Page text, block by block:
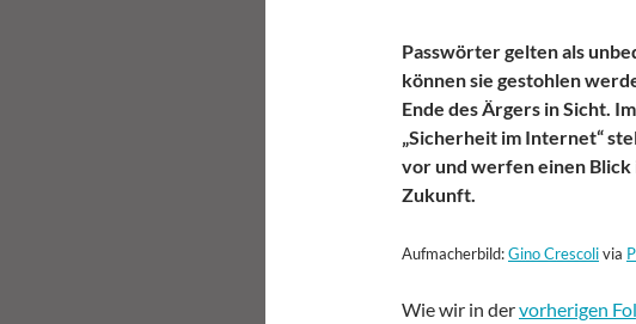
Passwörter gelten als
können sie gestohlen
Ende des Ärgers in Sicht.
„Sicherheit im Internet“
vor und werfen einen
Zukunft.
Aufmacherbild:Gino Crescolivia
Wie wir in dervorherigen